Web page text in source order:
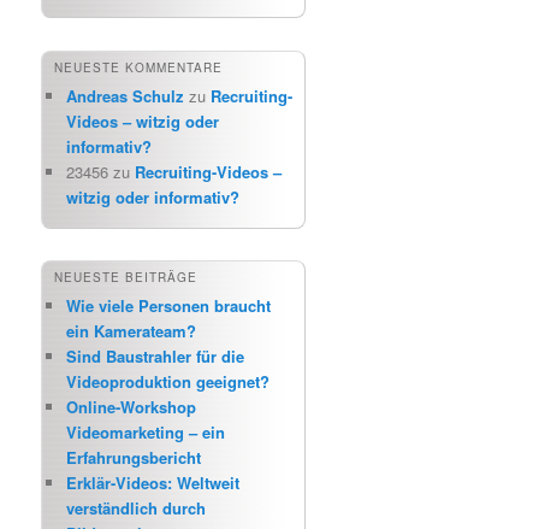
NEUESTE KOMMENTARE
Andreas Schulz zu Recruiting-
Videos – witzig oder
informativ?
23456 zu Recruiting-Videos –
witzig oder informativ?
NEUESTE BEITRÄGE
Wie viele Personen braucht
ein Kamerateam?
Sind Baustrahler für die
Videoproduktion geeignet?
Online-Workshop
Videomarketing – ein
Erfahrungsbericht
Erklär-Videos: Weltweit
verständlich durch